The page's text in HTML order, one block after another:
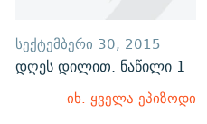
ᲡᲔᲥᲢᲔᲛᲑᲔᲠᲘ 30, 2015
დღეს დილით. ნაწილი 1
იხ. ყველა ეპიზოდი